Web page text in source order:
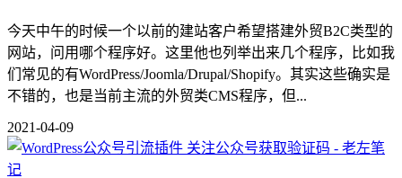
今天中午的时候一个以前的建站客户希望搭建外贸B2C类型的
网站，问用哪个程序好。这里他也列举出来几个程序，比如我
们常见的有WordPress/Joomla/Drupal/Shopify。其实这些确实是
不错的，也是当前主流的外贸类CMS程序，但...
2021-04-09